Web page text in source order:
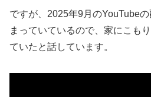
ですが、2025年9月のYouTube
まっていているので、家にこも
ていたと話しています。